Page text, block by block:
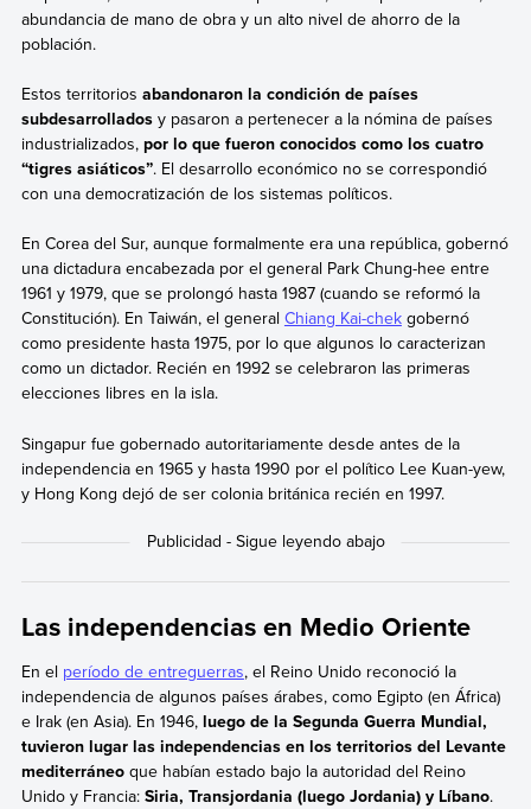
abundancia de mano de obra y un alto nivel de ahorro de la
población.
Estos territorios abandonaron la condición de países
subdesarrolladosy pasaron a pertenecer a la nómina de países
industrializados, por lo que fueron conocidos como los cuatro
“tigres asiáticos”. El desarrollo económico no se correspondió
con una democratización de los sistemas políticos.
En Corea del Sur, aunque formalmente era una república, gobernó
una dictadura encabezada por el general Park Chung-hee entre
1961 y 1979, que se prolongó hasta 1987 (cuando se reformó la
Constitución). En Taiwán, el general Chiang Kai-chekgobernó
como presidente hasta 1975, por lo que algunos lo caracterizan
como un dictador. Recién en 1992 se celebraron las primeras
elecciones libres en la isla.
Singapur fue gobernado autoritariamente desde antes de la
independencia en 1965 y hasta 1990 por el político Lee Kuan-yew,
y Hong Kong dejó de ser colonia británica recién en 1997.
Las independencias en Medio Oriente
En el período de entreguerras, el Reino Unido reconoció la
independencia de algunos países árabes, como Egipto (en África)
e Irak (en Asia). En 1946, luego de la Segunda Guerra Mundial,
tuvieron lugar las independencias en los territorios del Levante
mediterráneoque habían estado bajo la autoridad del Reino
Unido y Francia: Siria, Transjordania (luego Jordania) y Líbano.